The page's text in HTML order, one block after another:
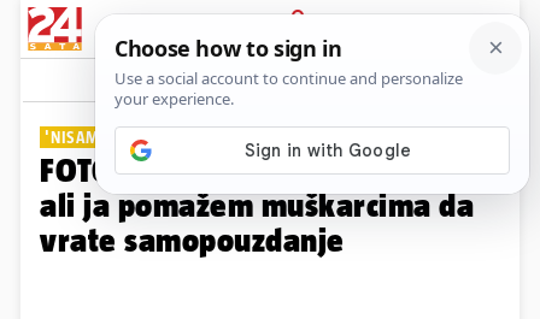
PRIJAVA
Galerija Komentari
'NISAM KAO DRUGE'
FOTO Svi mi kažu da sam laka,
ali ja pomažem muškarcima da
vrate samopouzdanje